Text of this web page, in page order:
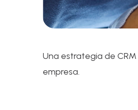
Una estrategia de
empresa.